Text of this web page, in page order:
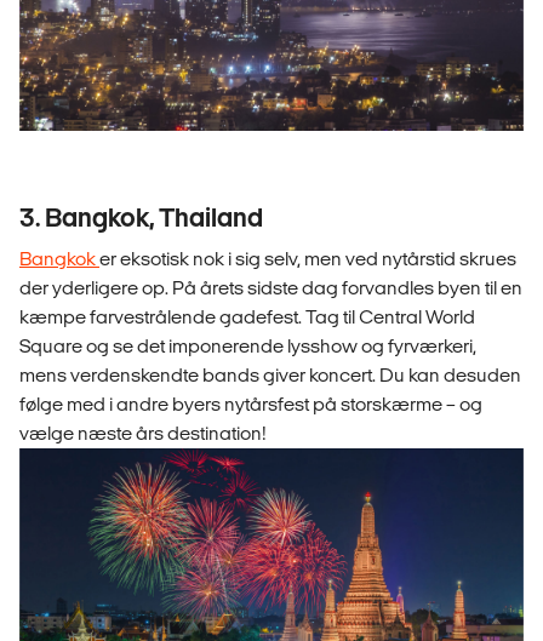
3. Bangkok, Thailand
Bangkoker eksotisk nok i sig selv, men ved nytårstid skrues
der yderligere op. På årets sidste dag forvandles byen til en
kæmpe farvestrålende gadefest. Tag til Central World
Square og se det imponerende lysshow og fyrværkeri,
mens verdenskendte bands giver koncert. Du kan desuden
følge med i andre byers nytårsfest på storskærme – og
vælge næste års destination!